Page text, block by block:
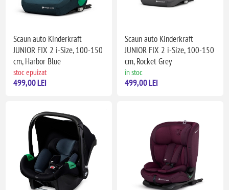
Scaun auto Kinderkraft
JUNIOR FIX 2 i-Size, 100-150
cm, Harbor Blue
stoc epuizat
499,00 LEI
Scaun auto Kinderkraft
JUNIOR FIX 2 i-Size, 100-150
cm, Rocket Grey
în stoc
499,00 LEI